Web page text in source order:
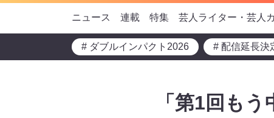
ニュース 連載 特集 芸人ライター・芸人
# ダブルインパクト2026 # 配信延長決
「第1回も